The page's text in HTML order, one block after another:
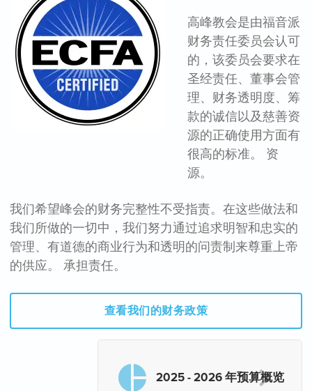
高峰教会是由福音派
财务责任委员会认可
的，该委员会要求在
圣经责任、董事会管
理、财务透明度、筹
款的诚信以及慈善资
源的正确使用方面有
很高的标准。 资
源。
我们希望峰会的财务完整性不受指责。在这些做法和
我们所做的一切中，我们努力通过追求明智和忠实的
管理、有道德的商业行为和透明的问责制来尊重上帝
的供应。 承担责任。
查看我们的财务政策
2025 - 2026 年预算概览